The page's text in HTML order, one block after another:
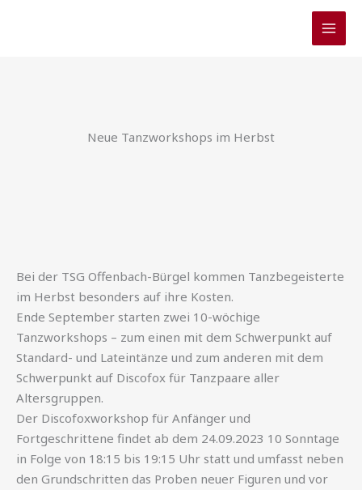
Neue Tanzworkshops im Herbst
Bei der TSG Offenbach-Bürgel kommen Tanzbegeisterte
im Herbst besonders auf ihre Kosten.
Ende September starten zwei 10-wöchige
Tanzworkshops – zum einen mit dem Schwerpunkt auf
Standard- und Lateintänze und zum anderen mit dem
Schwerpunkt auf Discofox für Tanzpaare aller
Altersgruppen.
Der Discofoxworkshop für Anfänger und
Fortgeschrittene findet ab dem 24.09.2023 10 Sonntage
in Folge von 18:15 bis 19:15 Uhr statt und umfasst neben
den Grundschritten das Proben neuer Figuren und vor